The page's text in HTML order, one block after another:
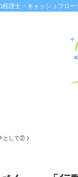
理士・キャッシュフロ
として②